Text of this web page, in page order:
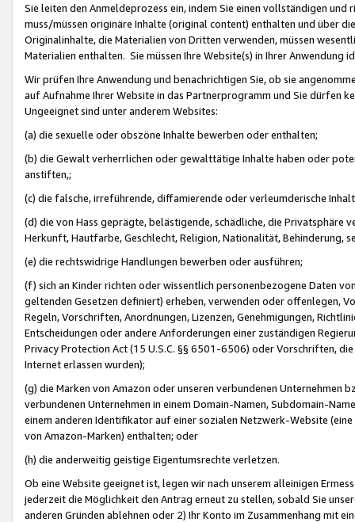
Sie leiten den Anmeldeprozess ein, indem Sie einen vollständigen
muss/müssen originäre Inhalte (original content) enthalten und über
Originalinhalte, die Materialien von Dritten verwenden, müssen
Materialien enthalten. Sie müssen Ihre Website(s) in Ihrer Anwendung
Wir prüfen Ihre Anwendung und benachrichtigen Sie, ob sie
auf Aufnahme Ihrer Website in das Partnerprogramm und Sie dürfen
Ungeeignet sind unter anderem Websites:
(a) die sexuelle oder obszöne Inhalte bewerben oder enthalten;
(b) die Gewalt verherrlichen oder gewalttätige Inhalte haben oder
anstiften,;
(c) die falsche, irreführende, diffamierende oder verleumderische
(d) die von Hass geprägte, belästigende, schädliche, die Privatsphäre
Herkunft, Hautfarbe, Geschlecht, Religion, Nationalität, Behinderung,
(e) die rechtswidrige Handlungen bewerben oder ausführen;
(f) sich an Kinder richten oder wissentlich personenbezogene Daten
geltenden Gesetzen definiert) erheben, verwenden oder offenlegen,
Regeln, Vorschriften, Anordnungen, Lizenzen, Genehmigungen,
Entscheidungen oder andere Anforderungen einer zuständigen
Privacy Protection Act (15 U.S.C. §§ 6501-6506) oder Vorschriften,
Internet erlassen wurden);
(g) die Marken von Amazon oder unseren verbundenen Unternehmen
verbundenen Unternehmen in einem Domain-Namen, Subdomain-
einem anderen Identifikator auf einer sozialen Netzwerk-Website
von Amazon-Marken) enthalten; oder
(h) die anderweitig geistige Eigentumsrechte verletzen.
Ob eine Website geeignet ist, legen wir nach unserem alleinigen
jederzeit die Möglichkeit den Antrag erneut zu stellen, sobald Sie
anderen Gründen ablehnen oder 2) Ihr Konto im Zusammenhang mit